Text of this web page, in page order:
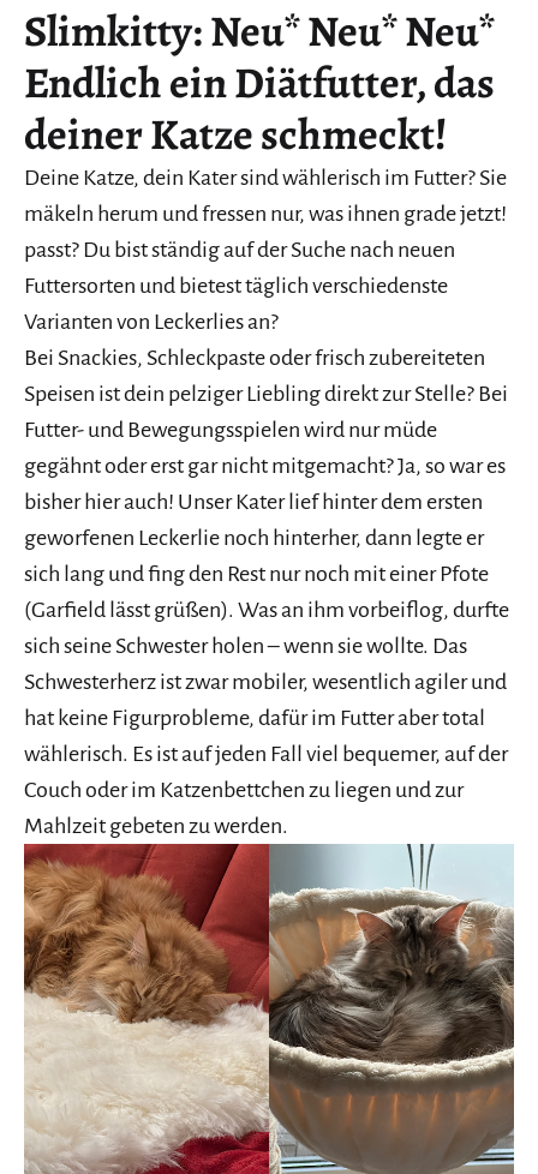
Slimkitty: Neu* Neu* Neu*
Endlich ein Diätfutter, das
deiner Katze schmeckt!
Deine Katze, dein Kater sind wählerisch im Futter? Sie
mäkeln herum und fressen nur, was ihnen grade jetzt!
passt? Du bist ständig auf der Suche nach neuen
Futtersorten und bietest täglich verschiedenste
Varianten von Leckerlies an?
Bei Snackies, Schleckpaste oder frisch zubereiteten
Speisen ist dein pelziger Liebling direkt zur Stelle? Bei
Futter- und Bewegungsspielen wird nur müde
gegähnt oder erst gar nicht mitgemacht? Ja, so war es
bisher hier auch! Unser Kater lief hinter dem ersten
geworfenen Leckerlie noch hinterher, dann legte er
sich lang und fing den Rest nur noch mit einer Pfote
(Garfield lässt grüßen). Was an ihm vorbeiflog, durfte
sich seine Schwester holen – wenn sie wollte. Das
Schwesterherz ist zwar mobiler, wesentlich agiler und
hat keine Figurprobleme, dafür im Futter aber total
wählerisch. Es ist auf jeden Fall viel bequemer, auf der
Couch oder im Katzenbettchen zu liegen und zur
Mahlzeit gebeten zu werden.